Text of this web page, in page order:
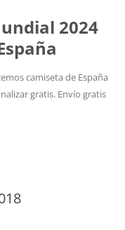
2024
camiseta de España
gratis. Envío gratis